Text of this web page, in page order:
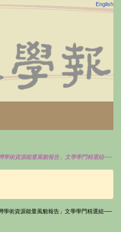
English
學術資源能量風貌報告」文學學門精選組──
學術資源能量風貌報告」文學學門精選組──